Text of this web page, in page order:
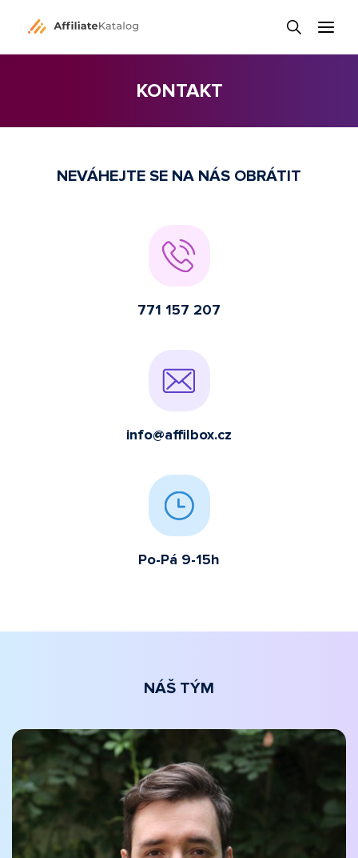
KONTAKT
NEVÁHEJTE SE NA NÁS OBRÁTIT
771 157 207
info@affilbox.cz
Po-Pá 9-15h
NÁŠ TÝM